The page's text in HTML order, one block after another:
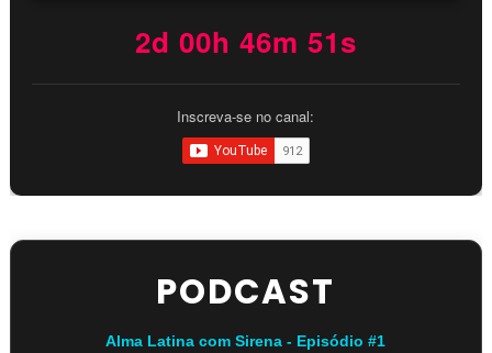
2d 00h 46m 51s
Inscreva-se no canal:
PODCAST
Alma Latina com Sirena - Episódio #1